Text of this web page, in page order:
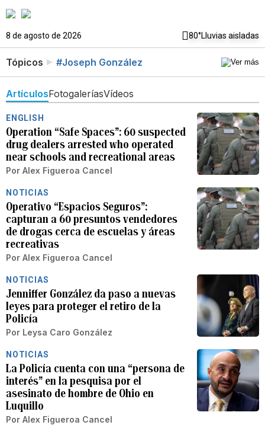
8 de agosto de 2026 80°Lluvias aisladas
Tópicos #Joseph González
ArtículosFotogaleríasVídeos
ENGLISH
Operation “Safe Spaces”: 60 suspected
drug dealers arrested who operated
near schools and recreational areas
Por Alex Figueroa Cancel
NOTICIAS
Operativo “Espacios Seguros”:
capturan a 60 presuntos vendedores
de drogas cerca de escuelas y áreas
recreativas
Por Alex Figueroa Cancel
NOTICIAS
Jenniffer González da paso a nuevas
leyes para proteger el retiro de la
Policía
Por Leysa Caro González
NOTICIAS
La Policía cuenta con una “persona de
interés” en la pesquisa por el
asesinato de hombre de Ohio en
Luquillo
Por Alex Figueroa Cancel